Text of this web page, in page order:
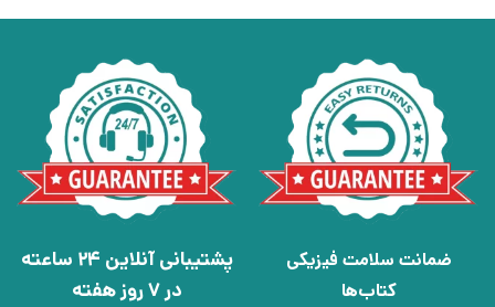
ضمانت سلامت فیزیکی
کتاب‌ها
پشتیبانی آنلاین 24 ساعته
در 7 روز هفته